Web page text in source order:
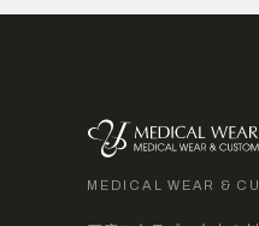
MEDICAL WEAR &